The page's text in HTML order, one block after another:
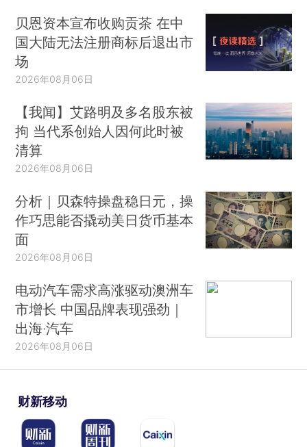
贝恩资本宣布收购贡茶 在中
国大陆无法注册商标后退出市
场
2026年08月06日
【我闻】艾路明及多名股东被
拘 当代系创始人因何此时被
清算
2026年08月06日
分析｜贝森特操盘稳日元，操
作巧思能否撬动美日货币基本
面
2026年08月06日
电动汽车需求高涨驱动澳洲车
市增长 中国品牌表现强劲｜
出海·汽车
2026年08月06日
财新移动